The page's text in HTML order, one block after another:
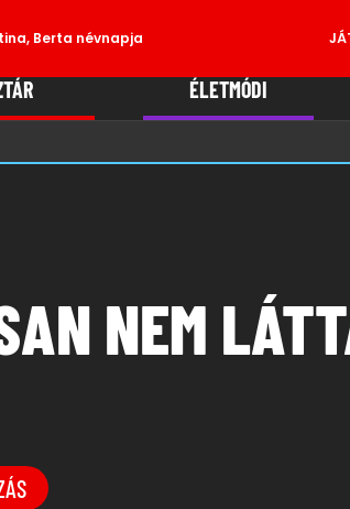
Berta névnapja
ÉLETMÓDI
NEM